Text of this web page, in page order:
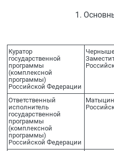
1.
Куратор
государственной
программы
(комплексной
программы)
Российской Федерации
Ответственный
исполнитель
государственной
программы
(комплексной
программы)
Российской Федерации
Матыцин